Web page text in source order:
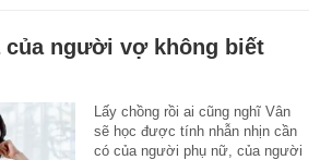
của người vợ không biết
Lấy chồng rồi ai cũng nghĩ Vân
sẽ học được tính nhẫn nhịn cần
có của người phụ nữ, của người